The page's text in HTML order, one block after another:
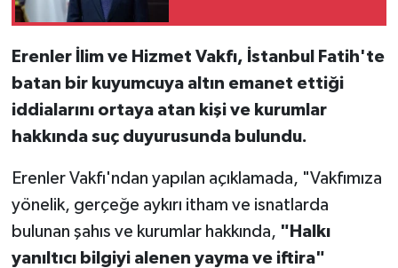
Erenler İlim ve Hizmet Vakfı, İstanbul Fatih'te
batan bir kuyumcuya altın emanet ettiği
iddialarını ortaya atan kişi ve kurumlar
hakkında suç duyurusunda bulundu.
Erenler Vakfı'ndan yapılan açıklamada, "Vakfımıza
yönelik, gerçeğe aykırı itham ve isnatlarda
bulunan şahıs ve kurumlar hakkında, "Halkı
yanıltıcı bilgiyi alenen yayma ve iftira"